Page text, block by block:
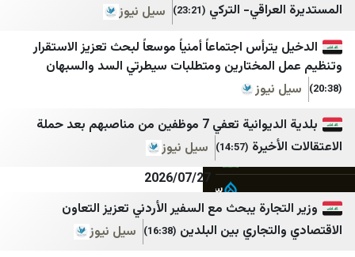
دیپلماسی ایرانی
رادیو فردا
روزنامه آرمان امروز
روزنامه دنیای اقتصاد
رویداد ۲۴
سپاه قدس🇮🇷
سروش خبر
سنی آنلاین
وكالة سوا الإخبارية
موقع نابلس الاخباري
الوكيل الإخباري
B نيوز
شبكة فايرل
التركي (23:21)
سيل نيوز
اجتماعاً أمنياً موسعاً لبحث تعزيز الاستقرار
ومتطلبات سيطرتي السد والسبهان
بلدية الديوانية تعفي 7 موظفين من مناصبهم بعد حملة
(14:57)
سيل نيوز
2026/07/27
يبحث مع السفير الأردني تعزيز التعاون
بين البلدين (16:38)
سيل نيوز